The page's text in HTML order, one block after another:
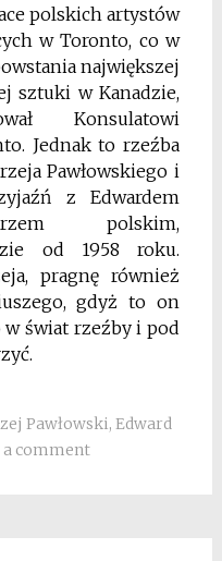
polskich artystów
w Toronto, co w
największej
sztuki w Kanadzie,
Konsulatowi
Jednak to rzeźba
Pawłowskiego i
z Edwardem
polskim,
od 1958 roku.
pragnę również
gdyż to on
w świat rzeźby i pod
Pawłowski, Edward
a comment